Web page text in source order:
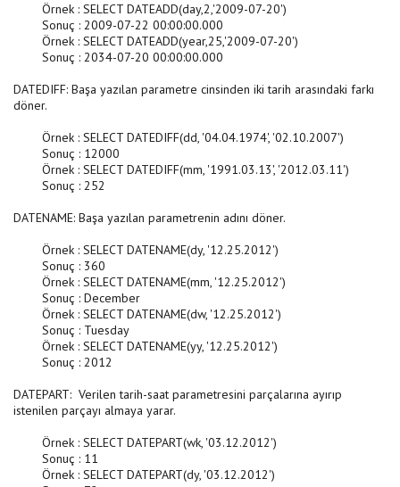
Örnek : SELECT DATEADD(day,2,'2009-07-20')
Sonuç : 2009-07-22 00:00:00.000
Örnek : SELECT DATEADD(year,25,'2009-07-20')
Sonuç : 2034-07-20 00:00:00.000
DATEDIFF: Başa yazılan parametre cinsinden iki tarih arasındaki farkı
döner.
Örnek : SELECT DATEDIFF(dd, '04.04.1974', '02.10.2007')
Sonuç : 12000
Örnek : SELECT DATEDIFF(mm, '1991.03.13', '2012.03.11')
Sonuç : 252
DATENAME: Başa yazılan parametrenin adını döner.
Örnek : SELECT DATENAME(dy, '12.25.2012')
Sonuç : 360
Örnek : SELECT DATENAME(mm, '12.25.2012')
Sonuç : December
Örnek : SELECT DATENAME(dw, '12.25.2012')
Sonuç : Tuesday
Örnek : SELECT DATENAME(yy, '12.25.2012')
Sonuç : 2012
DATEPART: Verilen tarih-saat parametresini parçalarına ayırıp
istenilen parçayı almaya yarar.
Örnek : SELECT DATEPART(wk, '03.12.2012')
Sonuç : 11
Örnek : SELECT DATEPART(dy, '03.12.2012')